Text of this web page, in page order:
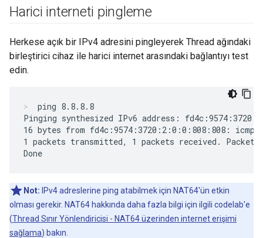
Harici interneti pingleme
Herkese açık bir IPv4 adresini pingleyerek Thread ağındaki
birleştirici cihaz ile harici internet arasındaki bağlantıyı test
edin.
ping 8.8.8.8
Pinging synthesized IPv6 address:
16 bytes from fd4c:9574:3720:2:0:0:808:808:
1 packets transmitted, 1 packets received. Packet
Not: IPv4 adreslerine ping atabilmek için NAT64'ün etkin
olması gerekir. NAT64 hakkında daha fazla bilgi için ilgili codelab'e
(Thread Sınır Yönlendiricisi - NAT64 üzerinden internet erişimi
sağlama) bakın.